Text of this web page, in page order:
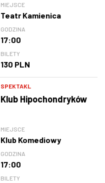
MIEJSCE
Teatr Kamienica
GODZINA
17:00
BILETY
130 PLN
SPEKTAKL
Klub Hipochondryków
MIEJSCE
Klub Komediowy
GODZINA
17:00
BILETY